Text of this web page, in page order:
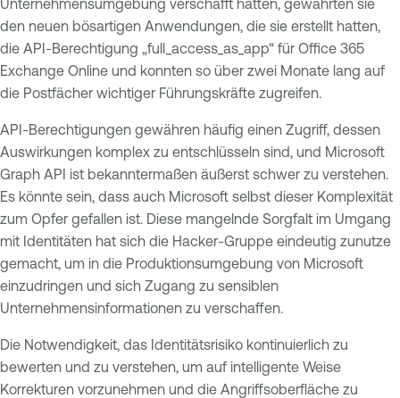
den neuen bösartigen Anwendungen, die sie erstellt hatten,
die API-Berechtigung „full_access_as_app“ für Office 365
Exchange Online und konnten so über zwei Monate lang auf
die Postfächer wichtiger Führungskräfte zugreifen.
API-Berechtigungen gewähren häufig einen Zugriff, dessen
Auswirkungen komplex zu entschlüsseln sind, und Microsoft
Graph API ist bekanntermaßen äußerst schwer zu verstehen.
Es könnte sein, dass auch Microsoft selbst dieser Komplexität
zum Opfer gefallen ist. Diese mangelnde Sorgfalt im Umgang
mit Identitäten hat sich die Hacker-Gruppe eindeutig zunutze
gemacht, um in die Produktionsumgebung von Microsoft
einzudringen und sich Zugang zu sensiblen
Unternehmensinformationen zu verschaffen.
Die Notwendigkeit, das Identitätsrisiko kontinuierlich zu
bewerten und zu verstehen, um auf intelligente Weise
Korrekturen vorzunehmen und die Angriffsoberfläche zu